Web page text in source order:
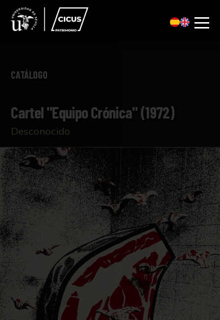
CATÁLOGO
Cartel "Equipo Crónica" (1972)
Desconocido